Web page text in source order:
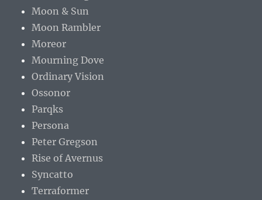
Moon & Sun
Moon Rambler
Moreor
Mourning Dove
Ordinary Vision
Ossonor
Parqks
Persona
Peter Gregson
Rise of Avernus
Syncatto
Terraformer